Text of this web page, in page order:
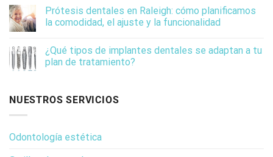
Prótesis dentales en Raleigh: cómo planificamos
la comodidad, el ajuste y la funcionalidad
¿Qué tipos de implantes dentales se adaptan a tu
plan de tratamiento?
NUESTROS SERVICIOS
Odontología estética